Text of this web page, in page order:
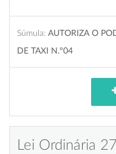
Súmula: AUTORIZA O
DE TAXI N.º04
Lei Ordinária